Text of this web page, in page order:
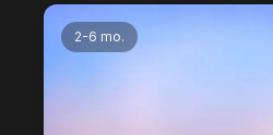
2-6 mo.